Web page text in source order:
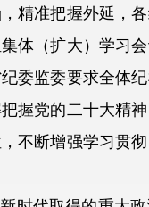
精准把握外延，
体（扩大）学习
委监委要求全体
握党的二十大精
不断增强学习贯